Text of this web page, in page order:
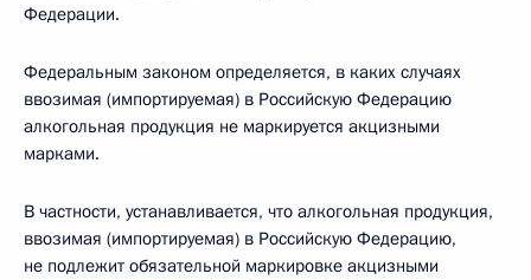
Федерации.
Федеральным законом определяется, в каких случаях
ввозимая (импортируемая) в Российскую Федерацию
алкогольная продукция не маркируется акцизными
марками.
В частности, устанавливается, что алкогольная продукция,
ввозимая (импортируемая) в Российскую Федерацию,
не подлежит обязательной маркировке акцизными